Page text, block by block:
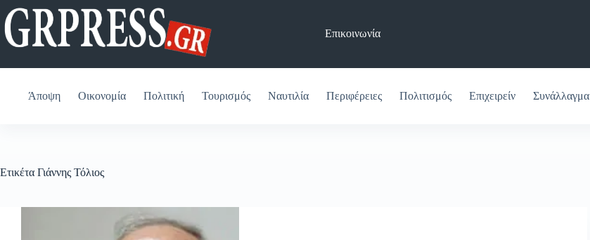
Μετάβαση
στο
περιεχόμενο
Επικοινωνία
Άποψη Οικονομία Πολιτική Τουρισμός Ναυτιλία Περιφέρειες Πολιτισμός Επιχειρείν Συνάλλαγμα
Ετικέτα Γιάννης Τόλιος